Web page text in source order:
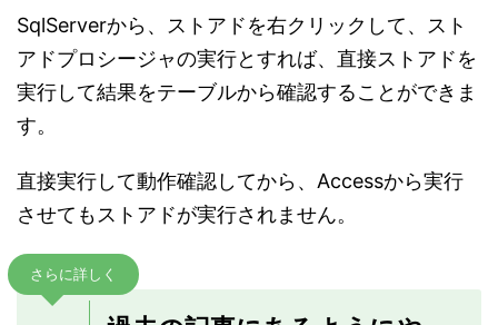
SqlServerから、ストアドを右クリックして、スト
アドプロシージャの実行とすれば、直接ストアドを
実行して結果をテーブルから確認することができま
す。
直接実行して動作確認してから、Accessから実行
させてもストアドが実行されません。
さらに詳しく